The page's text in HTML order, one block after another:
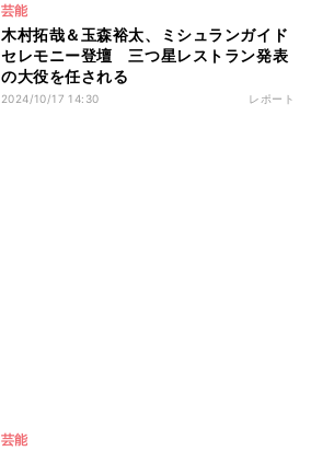
芸能
木村拓哉＆玉森裕太、ミシュランガイド
セレモニー登壇 三つ星レストラン発表
の大役を任される
2024/10/17 14:30 レポート
芸能